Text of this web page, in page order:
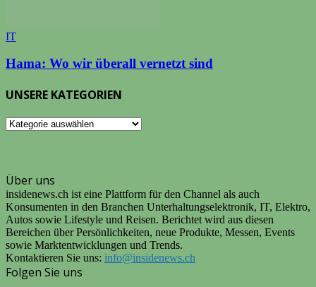
IT
Hama: Wo wir überall vernetzt sind
UNSERE KATEGORIEN
UNSERE
Über uns
insidenews.ch ist eine Plattform für den Channel als auch
Konsumenten in den Branchen Unterhaltungselektronik, IT, Elektro,
Autos sowie Lifestyle und Reisen. Berichtet wird aus diesen
Bereichen über Persönlichkeiten, neue Produkte, Messen, Events
sowie Marktentwicklungen und Trends.
Kontaktieren Sie uns: info@insidenews.ch
Folgen Sie uns